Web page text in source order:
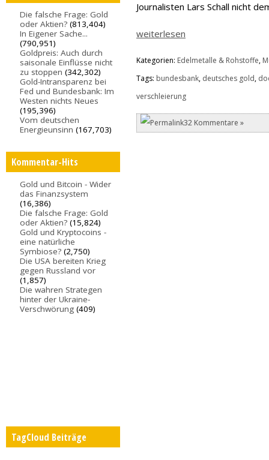
Die falsche Frage: Gold
oder Aktien? (813,404)
In Eigener Sache...
(790,951)
Goldpreis: Auch durch
saisonale Einflüsse nicht
zu stoppen (342,302)
Gold-Intransparenz bei
Fed und Bundesbank: Im
Westen nichts Neues
(195,396)
Vom deutschen
Energieunsinn (167,703)
Kommentar-Hits
Gold und Bitcoin - Wider
das Finanzsystem
(16,386)
Die falsche Frage: Gold
oder Aktien? (15,824)
Gold und Kryptocoins -
eine natürliche
Symbiose? (2,750)
Die USA bereiten Krieg
gegen Russland vor
(1,857)
Die wahren Strategen
hinter der Ukraine-
Verschwörung (409)
TagCloud Beiträge
Journalisten Lars Schall nicht
weiterlesen
Kategorien: Edelmetalle & Rohstoffe,
Tags: bundesbank, deutsches gold,
verschleierung
32 Kommentare »